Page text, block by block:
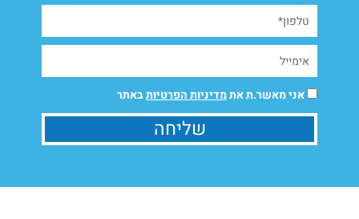
אני מאשר.ת אתמדיניות הפרטיותבאתר
שליחה